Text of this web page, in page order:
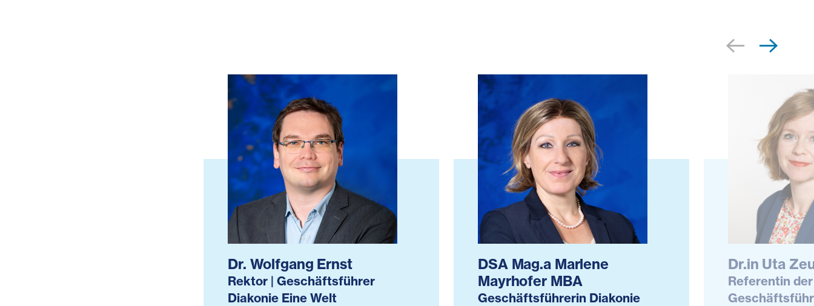
Dr. Wolfgang Ernst
Rektor | Geschäftsführer
Diakonie Eine Welt
DSA Mag.a Marlene
Mayrhofer MBA
Geschäftsführerin Diakonie
Dr.in Uta
Referentin der